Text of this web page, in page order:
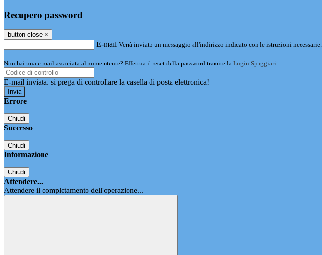
Recupero password
button close ×
E-mail Verrà inviato un messaggio all'indirizzo indicato con le istruzioni necessarie.
Non hai una e-mail associata al nome utente? Effettua il reset della password tramite la Login Spaggiari
E-mail inviata, si prega di controllare la casella di posta elettronica!
Errore
Chiudi
Successo
Chiudi
Informazione
Chiudi
Attendere...
Attendere il completamento dell'operazione...